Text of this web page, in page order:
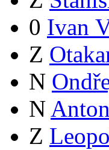
0 Ivan
Z
N
N
Z